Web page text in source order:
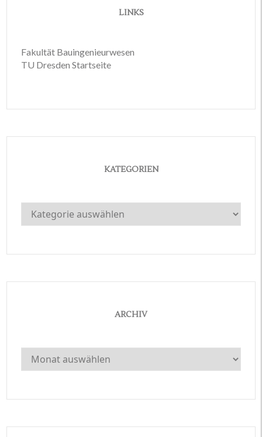
LINKS
Fakultät Bauingenieurwesen
TU Dresden Startseite
KATEGORIEN
Kategorien
ARCHIV
Archiv